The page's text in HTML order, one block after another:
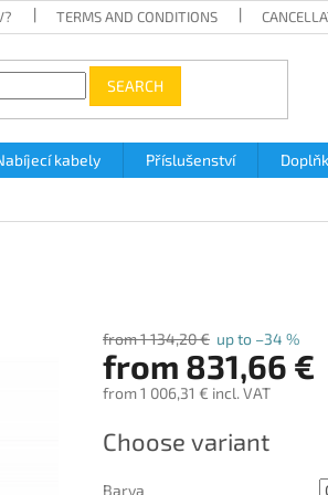
TERMS AND CONDITIONS
SEARCH
kabely Příslušenství
from 1 134,20 € up to –34 %
from 831,66 €
from1 006,31 € incl. VAT
price:
Choose variant
Barva